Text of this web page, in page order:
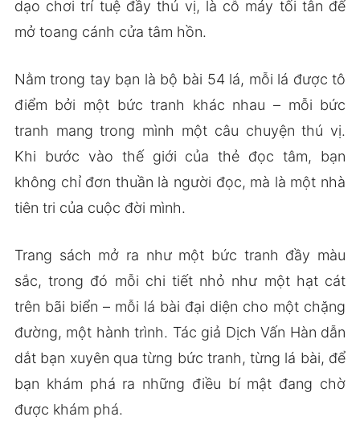
dạo chơi trí tuệ đầy thú vị, là cỗ máy tối tân để
mở toang cánh cửa tâm hồn.
Nằm trong tay bạn là bộ bài 54 lá, mỗi lá được tô
điểm bởi một bức tranh khác nhau – mỗi bức
tranh mang trong mình một câu chuyện thú vị.
Khi bước vào thế giới của thẻ đọc tâm, bạn
không chỉ đơn thuần là người đọc, mà là một nhà
tiên tri của cuộc đời mình.
Trang sách mở ra như một bức tranh đầy màu
sắc, trong đó mỗi chi tiết nhỏ như một hạt cát
trên bãi biển – mỗi lá bài đại diện cho một chặng
đường, một hành trình. Tác giả Dịch Vấn Hàn dẫn
dắt bạn xuyên qua từng bức tranh, từng lá bài, để
bạn khám phá ra những điều bí mật đang chờ
được khám phá.